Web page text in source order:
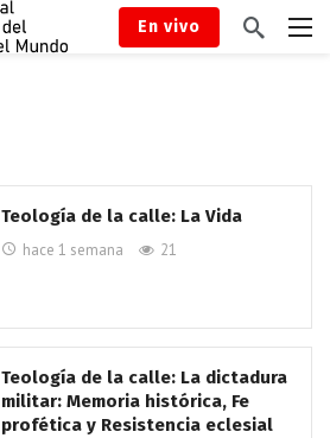
En vivo
Teología de la calle: La Vida
hace 1 semana 21
Teología de la calle: La dictadura
militar: Memoria histórica, Fe
profética y Resistencia eclesial